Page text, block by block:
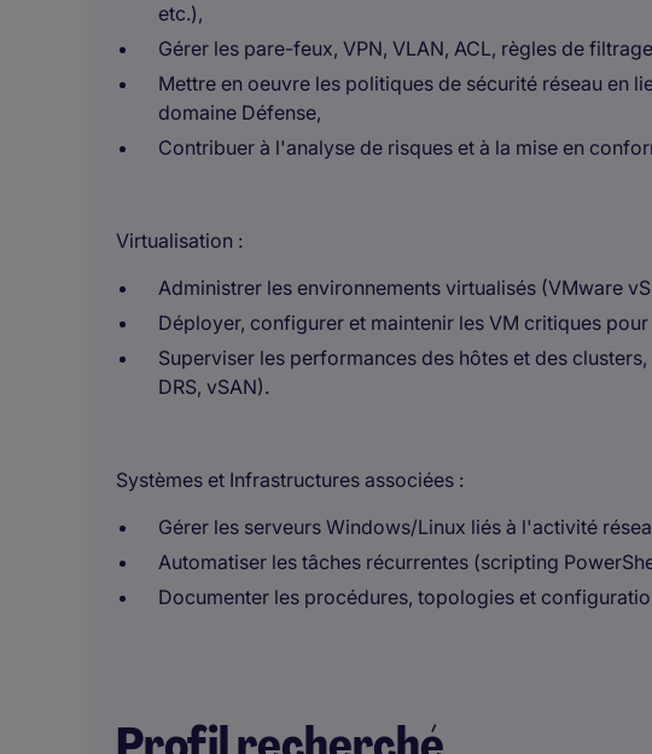
etc.),
Gérer les pare-feux, VPN, VLAN, ACL, règles de
Mettre en oeuvre les politiques de sécurité réseau en
domaine Défense,
Contribuer à l'analyse de risques et à la mise en
Virtualisation :
Administrer les environnements virtualisés (VMware
Déployer, configurer et maintenir les VM critiques
Superviser les performances des hôtes et des
DRS, vSAN).
Systèmes et Infrastructures associées :
Gérer les serveurs Windows/Linux liés à l'activité
Automatiser les tâches récurrentes (scripting
Documenter les procédures, topologies et